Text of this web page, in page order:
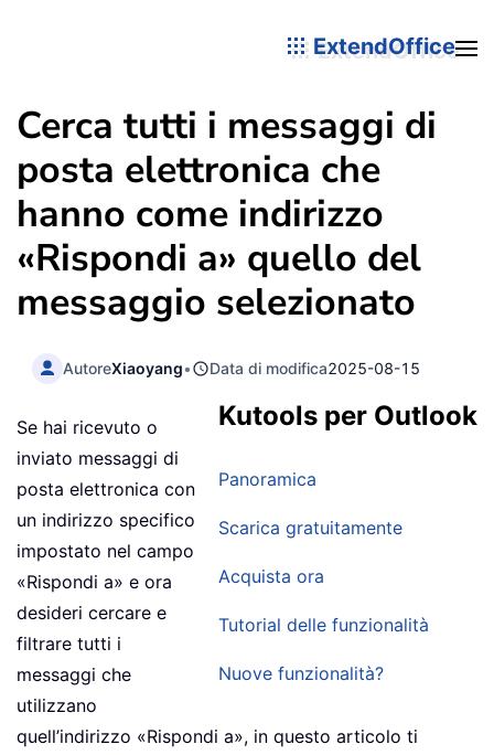
ExtendOffice
Cerca tutti i messaggi di
posta elettronica che
hanno come indirizzo
«Rispondi a» quello del
messaggio selezionato
AutoreXiaoyang• Data di modifica2025-08-15
Kutools per Outlook
Panoramica
Scarica gratuitamente
Acquista ora
Tutorial delle funzionalità
Nuove funzionalità?
Se hai ricevuto o
inviato messaggi di
posta elettronica con
un indirizzo specifico
impostato nel campo
«Rispondi a» e ora
desideri cercare e
filtrare tutti i
messaggi che
utilizzano
quell’indirizzo «Rispondi a», in questo articolo ti